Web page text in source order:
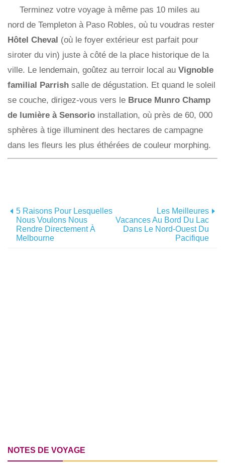
Terminez votre voyage à même pas 10 miles au
nord de Templeton à Paso Robles, où tu voudras rester
Hôtel Cheval (où le foyer extérieur est parfait pour
siroter du vin) juste à côté de la place historique de la
ville. Le lendemain, goûtez au terroir local au Vignoble
familial Parrish salle de dégustation. Et quand le soleil
se couche, dirigez-vous vers le Bruce Munro Champ
de lumière à Sensorio installation, où près de 60, 000
sphères à tige illuminent des hectares de campagne
dans les fleurs les plus éthérées de couleur morphing.
5 Raisons Pour Lesquelles
Nous Voulons Nous
Rendre Directement À
Melbourne
Les Meilleures
Vacances Au Bord Du Lac
Dans Le Nord-Ouest Du
Pacifique
NOTES DE VOYAGE